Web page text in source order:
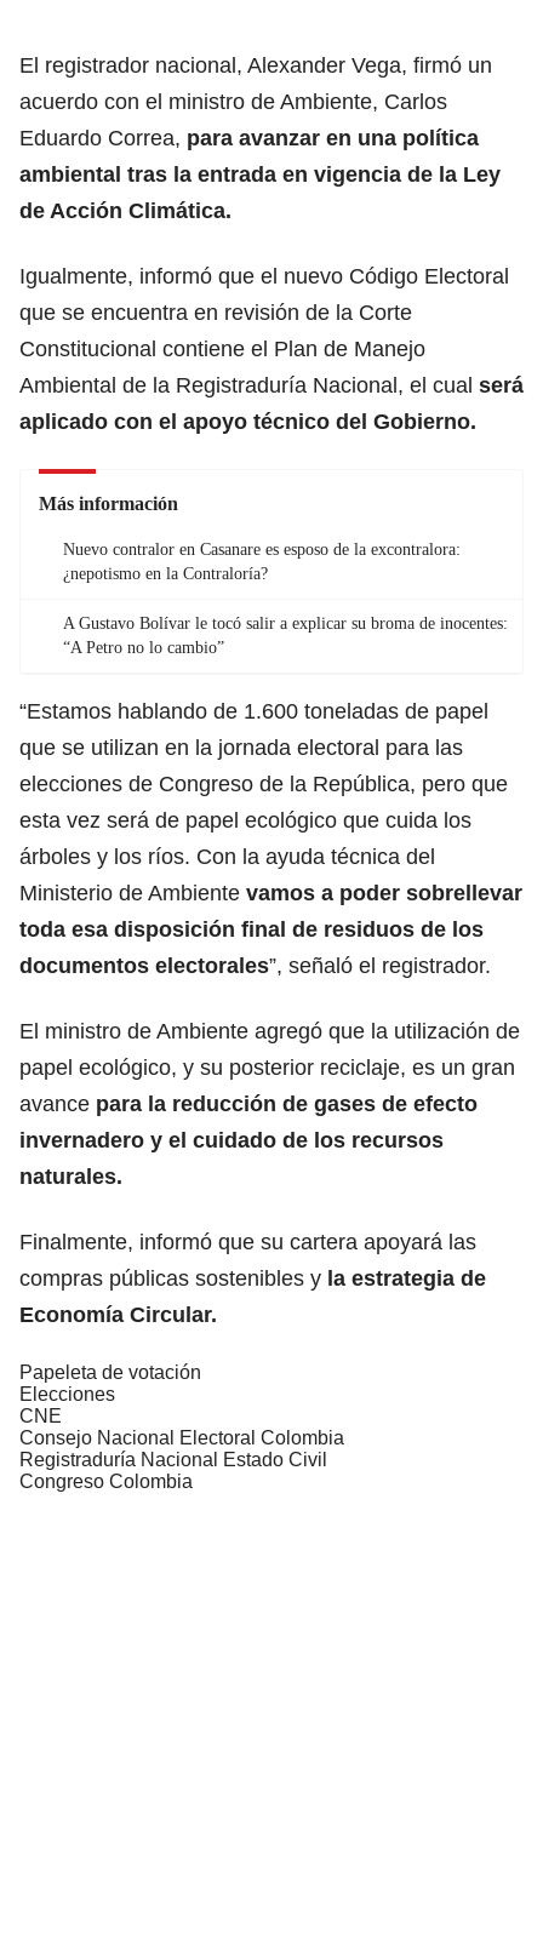
El registrador nacional, Alexander Vega, firmó un
acuerdo con el ministro de Ambiente, Carlos
Eduardo Correa, para avanzar en una política
ambiental tras la entrada en vigencia de la Ley
de Acción Climática.
Igualmente, informó que el nuevo Código Electoral
que se encuentra en revisión de la Corte
Constitucional contiene el Plan de Manejo
Ambiental de la Registraduría Nacional, el cual será
aplicado con el apoyo técnico del Gobierno.
Más información
Nuevo contralor en Casanare es esposo de la excontralora:
¿nepotismo en la Contraloría?
A Gustavo Bolívar le tocó salir a explicar su broma de inocentes:
“A Petro no lo cambio”
“Estamos hablando de 1.600 toneladas de papel
que se utilizan en la jornada electoral para las
elecciones de Congreso de la República, pero que
esta vez será de papel ecológico que cuida los
árboles y los ríos. Con la ayuda técnica del
Ministerio de Ambiente vamos a poder sobrellevar
toda esa disposición final de residuos de los
documentos electorales”, señaló el registrador.
El ministro de Ambiente agregó que la utilización de
papel ecológico, y su posterior reciclaje, es un gran
avance para la reducción de gases de efecto
invernadero y el cuidado de los recursos
naturales.
Finalmente, informó que su cartera apoyará las
compras públicas sostenibles y la estrategia de
Economía Circular.
Papeleta de votación
Elecciones
CNE
Consejo Nacional Electoral Colombia
Registraduría Nacional Estado Civil
Congreso Colombia